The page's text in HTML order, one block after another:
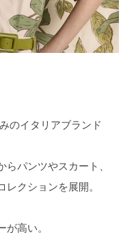
のイタリアブランド
パンツやスカート、
クションを展開。
高い。